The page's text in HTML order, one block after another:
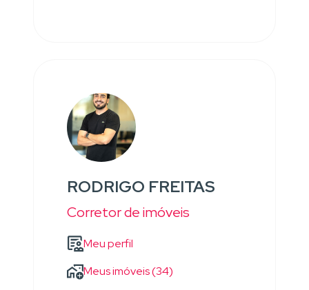
RODRIGO FREITAS
Corretor de imóveis
Meu perfil
Meus imóveis (34)